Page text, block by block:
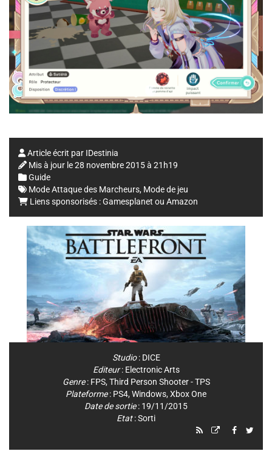
Article écrit par IDestinia
Mis à jour le28 novembre 2015 à 21h19
Guide
Mode Attaque des Marcheurs, Mode de jeu
Liens sponsorisés :Gamesplanet ou Amazon
Studio: DICE
Editeur: Electronic Arts
Genre: FPS, Third Person Shooter - TPS
Plateforme: PS4, Windows, Xbox One
Date de sortie: 19/11/2015
Etat: Sorti